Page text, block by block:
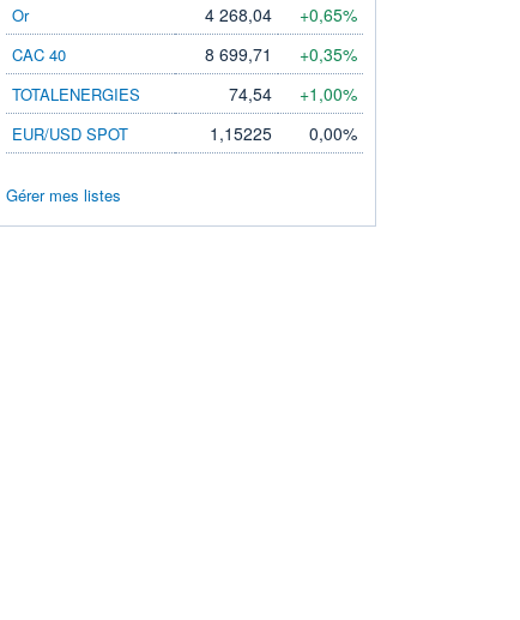
Or 4 268,04 +0,65%
CAC 40 8 699,71 +0,35%
TOTALENERGIES 74,54 +1,00%
EUR/USD SPOT 1,15225 0,00%
Gérer mes listes